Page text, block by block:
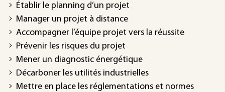
Établir le planning d’un projet
Manager un projet à distance
Accompagner l’équipe projet vers la réussite
Prévenir les risques du projet
Mener un diagnostic énergétique
Décarboner les utilités industrielles
Mettre en place les réglementations et normes